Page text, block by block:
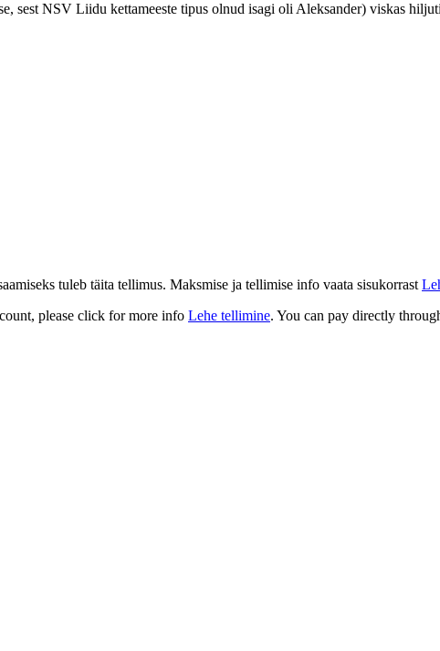
sest NSV Liidu kettameeste tipus olnud isagi oli Aleksander) viskas
tuleb täita tellimus. Maksmise ja tellimise info vaata sisukorrast
please click for more info Lehe tellimine. You can pay directly